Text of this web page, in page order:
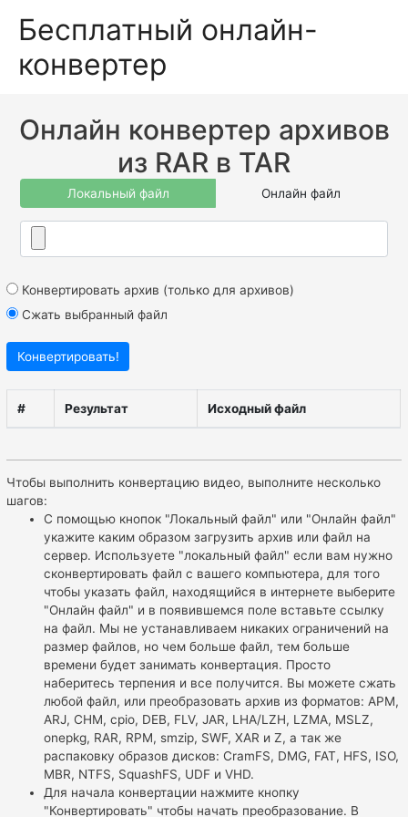
Бесплатный онлайн-
конвертер
Онлайн конвертер архивов
из RAR в TAR
Локальный файл Онлайн файл
Конвертировать архив (только для архивов)
Сжать выбранный файл
Конвертировать!
# Результат Исходный файл
Чтобы выполнить конвертацию видео, выполните несколько
шагов:
С помощью кнопок "Локальный файл" или "Онлайн файл"
укажите каким образом загрузить архив или файл на
сервер. Используете "локальный файл" если вам нужно
сконвертировать файл с вашего компьютера, для того
чтобы указать файл, находящийся в интернете выберите
"Онлайн файл" и в появившемся поле вставьте ссылку
на файл. Мы не устанавливаем никаких ограничений на
размер файлов, но чем больше файл, тем больше
времени будет занимать конвертация. Просто
наберитесь терпения и все получится. Вы можете сжать
любой файл, или преобразовать архив из форматов: APM,
ARJ, CHM, cpio, DEB, FLV, JAR, LHA/LZH, LZMA, MSLZ,
onepkg, RAR, RPM, smzip, SWF, XAR и Z, а так же
распаковку образов дисков: CramFS, DMG, FAT, HFS, ISO,
MBR, NTFS, SquashFS, UDF и VHD.
Для начала конвертации нажмите кнопку
"Конвертировать" чтобы начать преобразование. В